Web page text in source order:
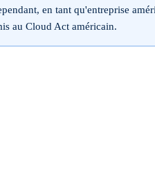
en tant qu'entreprise
au Cloud Act américain.